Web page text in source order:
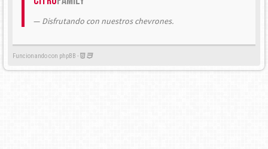
Disfrutando con nuestros chevrones.
Funcionando con phpBB -